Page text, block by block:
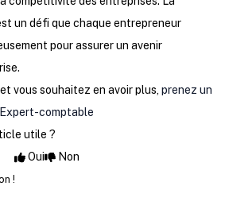
un défi que chaque entrepreneur
pour assurer un avenir
vous souhaitez en avoir plus, prenez un
comptable
utile ?
Oui
Non
!